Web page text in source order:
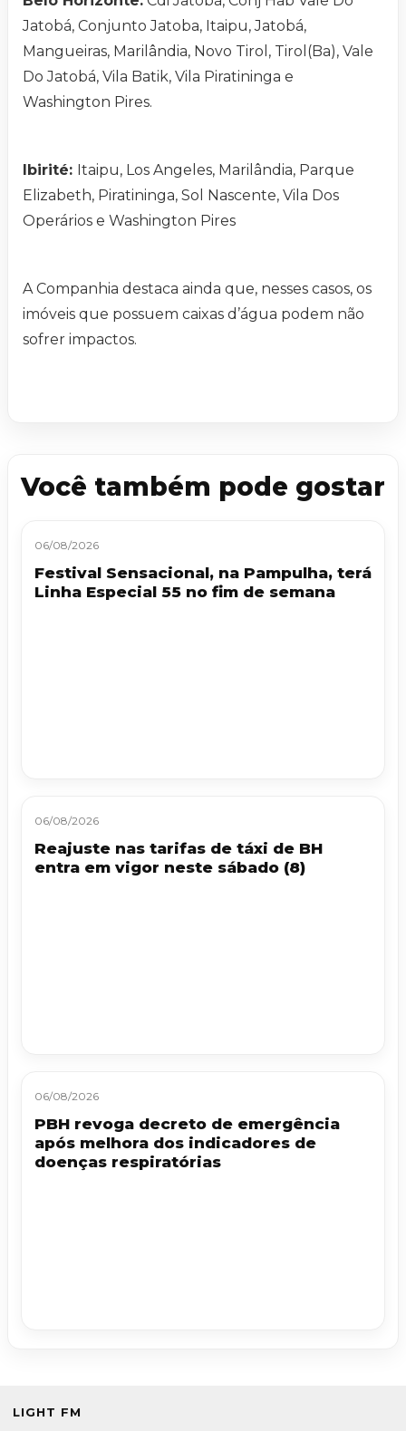
Jatobá, Conjunto Jatoba, Itaipu, Jatobá,
Mangueiras, Marilândia, Novo Tirol, Tirol(Ba), Vale
Do Jatobá, Vila Batik, Vila Piratininga e
Washington Pires.
Ibirité: Itaipu, Los Angeles, Marilândia, Parque
Elizabeth, Piratininga, Sol Nascente, Vila Dos
Operários e Washington Pires
A Companhia destaca ainda que, nesses casos, os
imóveis que possuem caixas d’água podem não
sofrer impactos.
Você também pode gostar
06/08/2026
Festival Sensacional, na Pampulha, terá
Linha Especial 55 no fim de semana
06/08/2026
Reajuste nas tarifas de táxi de BH
entra em vigor neste sábado (8)
06/08/2026
PBH revoga decreto de emergência
após melhora dos indicadores de
doenças respiratórias
LIGHT FM